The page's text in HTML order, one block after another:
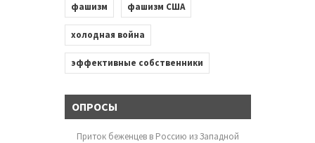
фашизм фашизм США
холодная война
эффективные собственники
ОПРОСЫ
Приток беженцев в Россию из Западной